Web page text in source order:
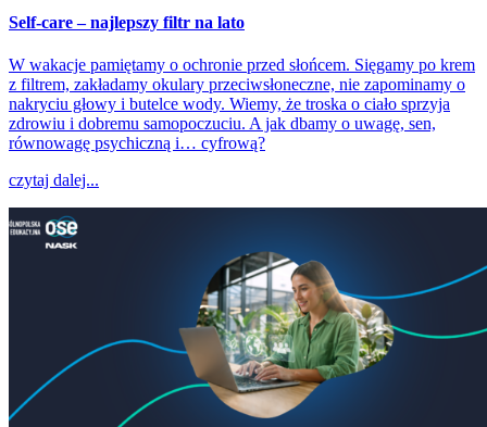
Self-care – najlepszy filtr na lato
W wakacje pamiętamy o ochronie przed słońcem. Sięgamy po krem
z filtrem, zakładamy okulary przeciwsłoneczne, nie zapominamy o
nakryciu głowy i butelce wody. Wiemy, że troska o ciało sprzyja
zdrowiu i dobremu samopoczuciu. A jak dbamy o uwagę, sen,
równowagę psychiczną i… cyfrową?
czytaj dalej...